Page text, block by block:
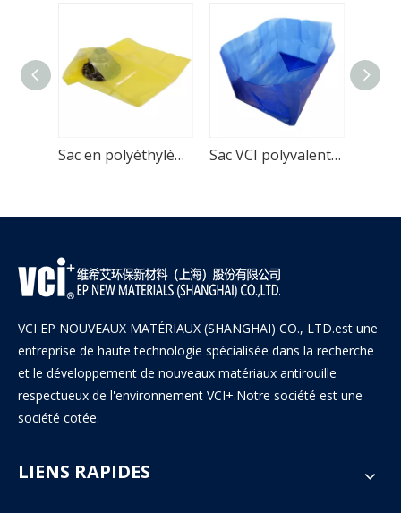
Sac en polyéthylène poly VCI pour produits métalliques Sac VCI polyvalent bleu pour pièces automobiles
VCI EP NOUVEAUX MATÉRIAUX (SHANGHAI) CO., LTD.est une
entreprise de haute technologie spécialisée dans la recherche
et le développement de nouveaux matériaux antirouille
respectueux de l'environnement VCI+.Notre société est une
société cotée.
LIENS RAPIDES